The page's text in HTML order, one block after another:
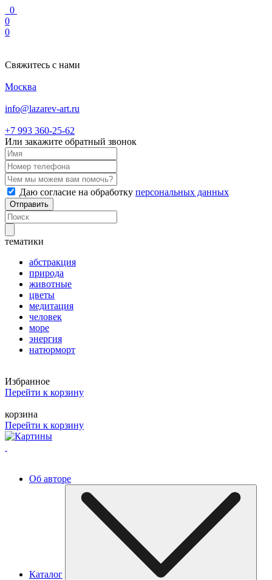
0
0
0
Свяжитесь с нами
Москва
info@lazarev-art.ru
+7 993 360‑25‑62
Или закажите обратный звонок
Даю согласие на обработку персональных данных
Отправить
тематики
абстракция
природа
животные
цветы
медитация
человек
море
энергия
натюрморт
Избранное
Перейти к корзину
корзина
Перейти к корзину
Об авторе
Каталог